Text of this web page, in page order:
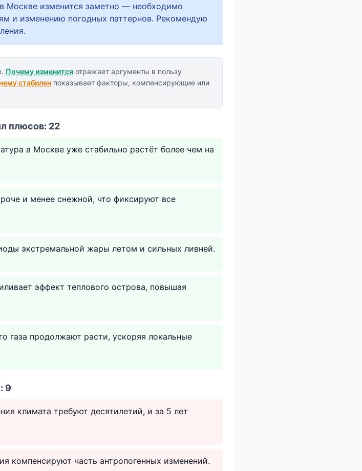
Москве изменится заметно — необходимо
и изменению погодных паттернов. Рекомендую
Почему изменится отражает аргументы в пользу
стабилен показывает факторы, компенсирующие или
плюсов: 22
в Москве уже стабильно растёт более чем на
и менее снежной, что фиксируют все
экстремальной жары летом и сильных ливней.
эффект теплового острова, повышая
газа продолжают расти, ускоряя локальные
9
климата требуют десятилетий, и за 5 лет
компенсируют часть антропогенных изменений.